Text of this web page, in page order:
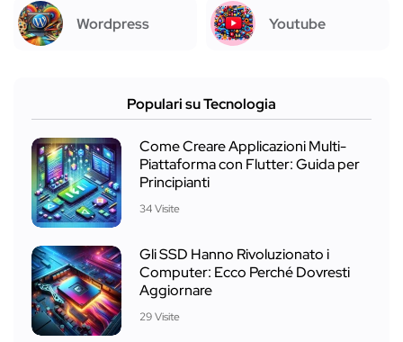
Wordpress Youtube
Populari su Tecnologia
Come Creare Applicazioni Multi-
Piattaforma con Flutter: Guida per
Principianti
34 Visite
Gli SSD Hanno Rivoluzionato i
Computer: Ecco Perché Dovresti
Aggiornare
29 Visite